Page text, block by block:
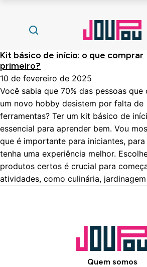
Kit básico de início: o que comprar
primeiro?
10 de fevereiro de 2025
Você sabia que 70% das pessoas que
um novo hobby desistem por falta de
ferramentas? Ter um kit básico de
essencial para aprender bem. Vou
que é importante para iniciantes,
tenha uma experiência melhor.
produtos certos é crucial para
atividades, como culinária,
Quem somos